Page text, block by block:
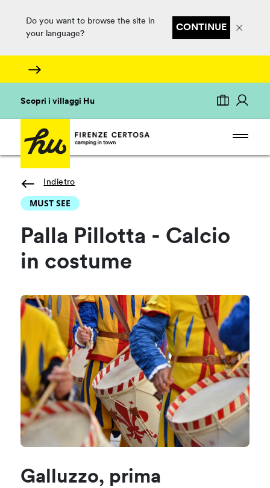
Do you want to browse the site in
your language?
CONTINUE
Scopri i villaggi Hu
Indietro
MUST SEE
Palla Pillotta - Calcio
in costume
Galluzzo, prima